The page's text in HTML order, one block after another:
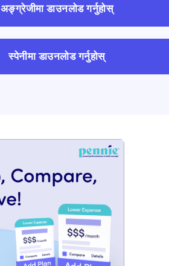
अङ्ग्रेजीमा डाउनलोड गर्नुहोस्
स्पेनीमा डाउनलोड गर्नुहोस्